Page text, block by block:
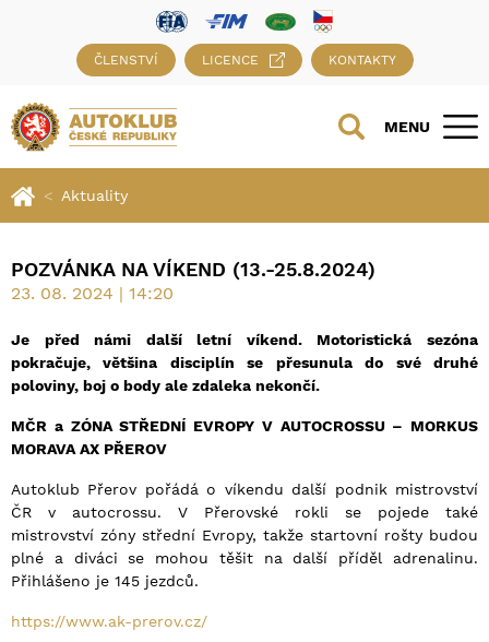
ČLENSTVÍ LICENCE KONTAKTY
MENU
Aktuality
POZVÁNKA NA VÍKEND (13.-25.8.2024)
23. 08. 2024 | 14:20
Je před námi další letní víkend. Motoristická sezóna
pokračuje, většina disciplín se přesunula do své druhé
poloviny, boj o body ale zdaleka nekončí.
MČR a ZÓNA STŘEDNÍ EVROPY V AUTOCROSSU – MORKUS
MORAVA AX PŘEROV
Autoklub Přerov pořádá o víkendu další podnik mistrovství
ČR v autocrossu. V Přerovské rokli se pojede také
mistrovství zóny střední Evropy, takže startovní rošty budou
plné a diváci se mohou těšit na další příděl adrenalinu.
Přihlášeno je 145 jezdců.
https://www.ak-prerov.cz/